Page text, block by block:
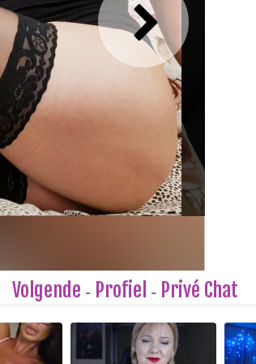
Volgende - Profiel - Privé Chat